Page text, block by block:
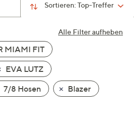
Sortieren:Top-Treffer
Alle Filter aufheben
MIAMI FIT
EVA LUTZ
7/8 Hosen
Blazer